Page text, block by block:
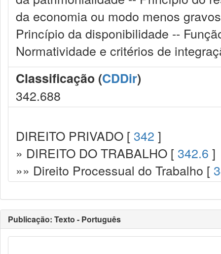
da economia ou modo menos
Princípio da disponibilidade --
Normatividade e critérios de
Classificação (CDDir)
342.688
DIREITO PRIVADO [ 342 ]
» DIREITO DO TRABALHO [ 342.6 ]
»» Direito Processual do Trabalho [
Publicação: Texto - Português